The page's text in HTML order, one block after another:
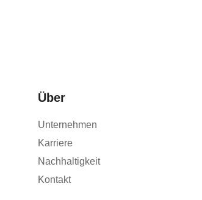
Über
Unternehmen
Karriere
Nachhaltigkeit
Kontakt